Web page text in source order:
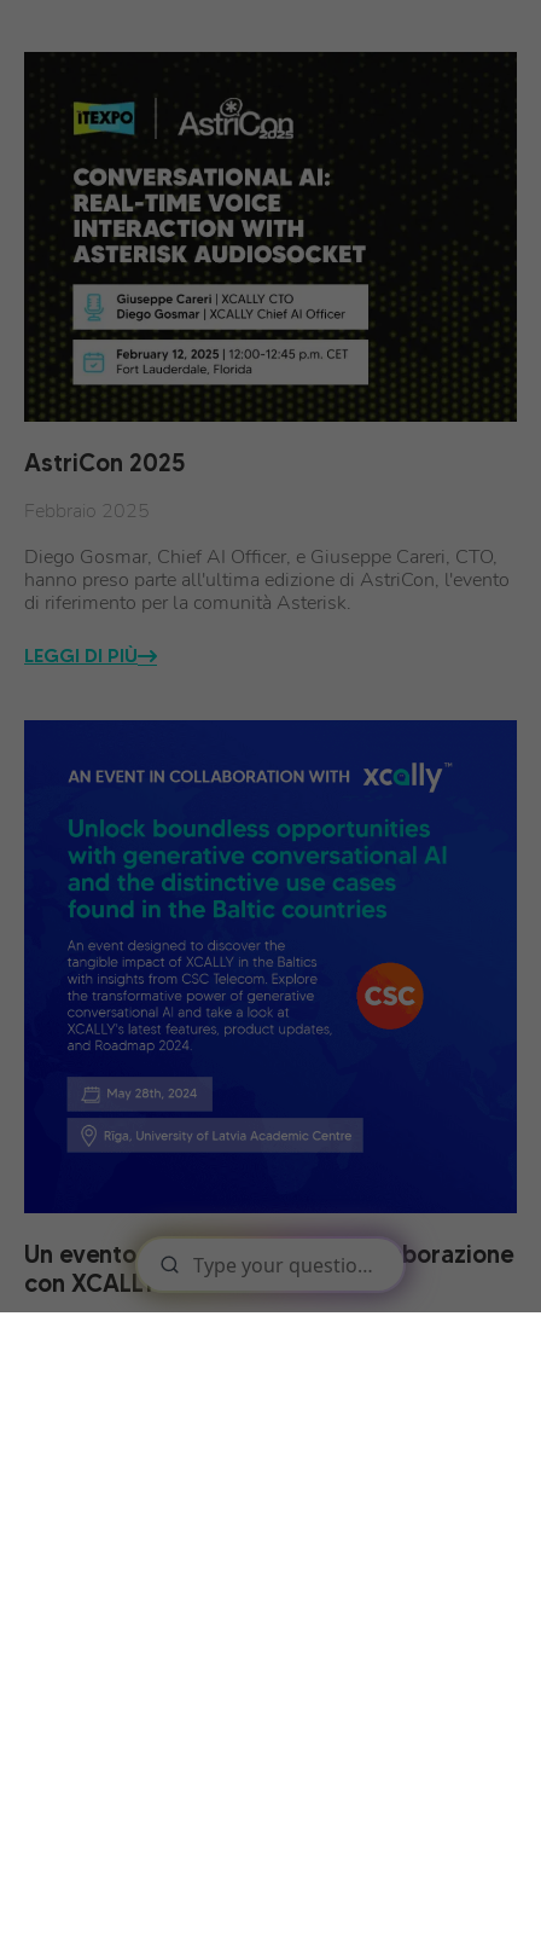
AstriCon 2025
Febbraio 2025
Diego Gosmar, Chief AI Officer, e Giuseppe Careri, CTO,
hanno preso parte all'ultima edizione di AstriCon, l'evento
di riferimento per la comunità Asterisk.
LEGGI DI PIÙ
Un evento di CSC Telecom in collaborazione
con XCALLY